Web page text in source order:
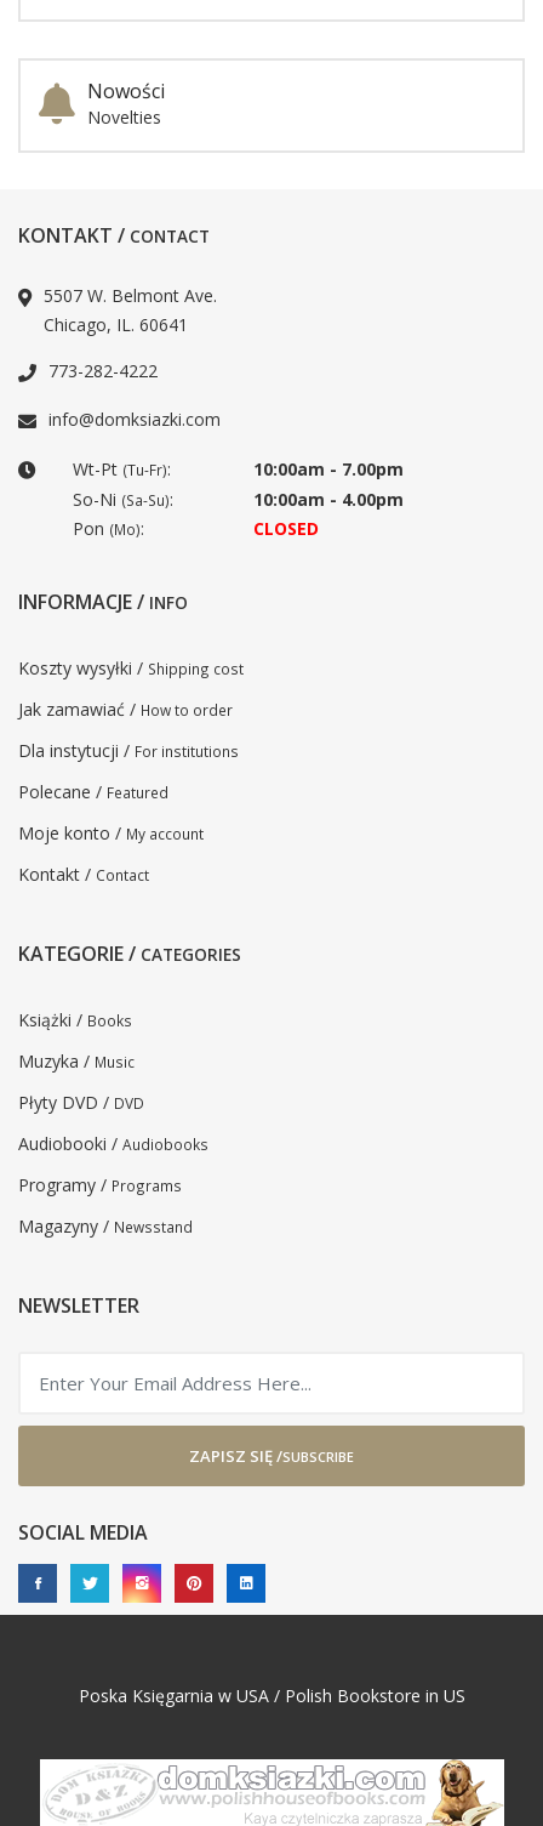
Nowości
Novelties
KONTAKT / CONTACT
5507 W. Belmont Ave.
Chicago, IL. 60641
773-282-4222
info@domksiazki.com
Wt-Pt (Tu-Fr):
10:00am - 7.00pm
So-Ni (Sa-Su):
10:00am - 4.00pm
Pon (Mo): CLOSED
INFORMACJE / INFO
Koszty wysyłki / Shipping cost
Jak zamawiać / How to order
Dla instytucji / For institutions
Polecane / Featured
Moje konto / My account
Kontakt / Contact
KATEGORIE / CATEGORIES
Książki / Books
Muzyka / Music
Płyty DVD / DVD
Audiobooki / Audiobooks
Programy / Programs
Magazyny / Newsstand
NEWSLETTER
ZAPISZ SIĘ /SUBSCRIBE
SOCIAL MEDIA
Poska Księgarnia w USA / Polish Bookstore in US